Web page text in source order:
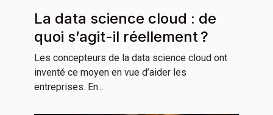
La data science cloud : de
quoi s’agit-il réellement ?
Les concepteurs de la data science cloud ont
inventé ce moyen en vue d’aider les
entreprises. En...